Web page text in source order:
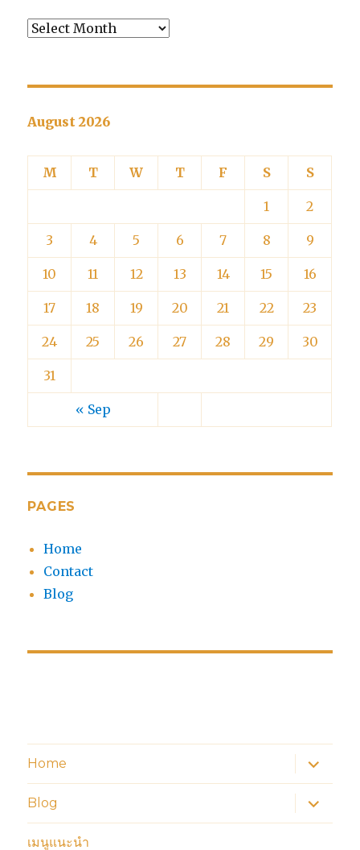
บทความ
August 2026
M T W T F S S
« Sep
1 2
3 4 5 6 7 8 9
10 11 12 13 14 15 16
17 18 19 20 21 22 23
24 25 26 27 28 29 30
31
PAGES
Home
Contact
Blog
Home
expand
child
menu
Blog
expand
child
menu
เมนูแนะนำ